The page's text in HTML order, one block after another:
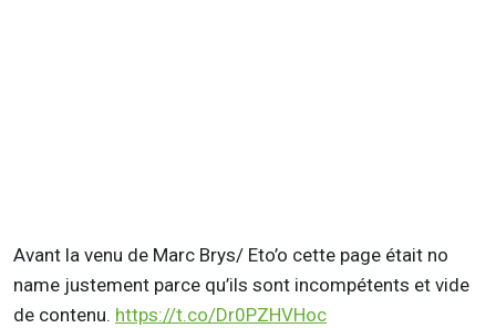
Avant la venu de Marc Brys/ Eto’o cette page était no
name justement parce qu’ils sont incompétents et vide
de contenu. https://t.co/Dr0PZHVHoc